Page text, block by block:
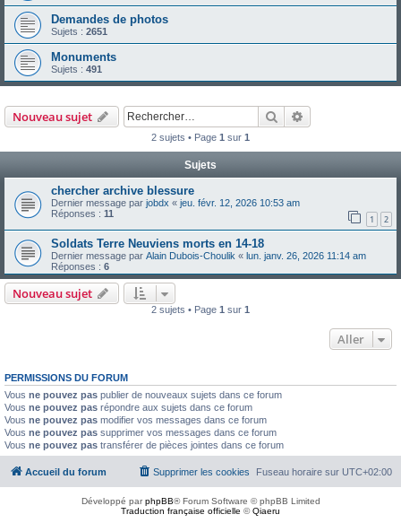
Demandes de photos
Sujets : 2651
Monuments
Sujets : 491
Nouveau sujet Rechercher
2 sujets • Page 1 sur 1
Sujets
chercher archive blessure
Dernier message par jobdx « jeu. févr. 12, 2026 10:53 am
Réponses : 11 1 2
Soldats Terre Neuviens morts en 14-18
Dernier message par Alain Dubois-Choulik « lun. janv. 26, 2026 11:14 am
Réponses : 6
Nouveau sujet
2 sujets • Page 1 sur 1
Aller
PERMISSIONS DU FORUM
Vous ne pouvez pas publier de nouveaux sujets dans ce forum
Vous ne pouvez pas répondre aux sujets dans ce forum
Vous ne pouvez pas modifier vos messages dans ce forum
Vous ne pouvez pas supprimer vos messages dans ce forum
Vous ne pouvez pas transférer de pièces jointes dans ce forum
Accueil du forum Fuseau horaire sur UTC+02:00
Supprimer les cookies
Développé parphpBB® Forum Software © phpBB Limited
Traduction française officielle ©Qiaeru